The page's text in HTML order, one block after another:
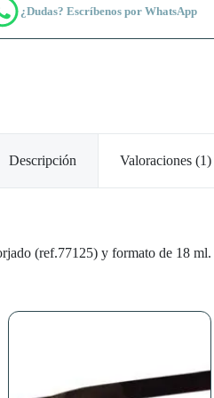
¿Dudas? Escríbenos por WhatsApp
Descripción Valoraciones (1)
(ref.77125) y formato de 18 ml.